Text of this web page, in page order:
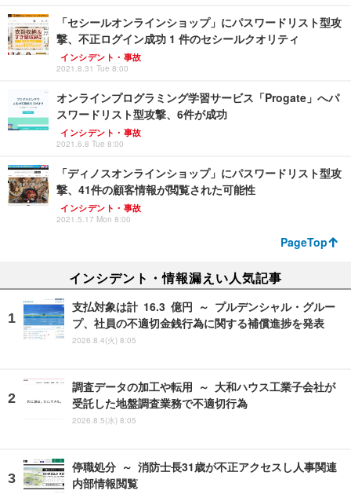
「セシールオンラインショップ」にパスワードリスト型攻
撃、不正ログイン成功 1 件のセシールクオリティ
インシデント・事故
2021.8.31 Tue 8:00
オンラインプログラミング学習サービス「Progate」へパ
スワードリスト型攻撃、6件が成功
インシデント・事故
2021.6.8 Tue 8:00
「ディノスオンラインショップ」にパスワードリスト型攻
撃、41件の顧客情報が閲覧された可能性
インシデント・事故
2021.5.17 Mon 8:00
PageTop
インシデント・情報漏えい人気記事
支払対象は計 16.3 億円 ～ プルデンシャル・グルー
プ、社員の不適切金銭行為に関する補償進捗を発表
2026.8.4(火) 8:05
調査データの加工や転用 ～ 大和ハウス工業子会社が
受託した地盤調査業務で不適切行為
2026.8.5(水) 8:05
停職処分 ～ 消防士長31歳が不正アクセスし人事関連
内部情報閲覧